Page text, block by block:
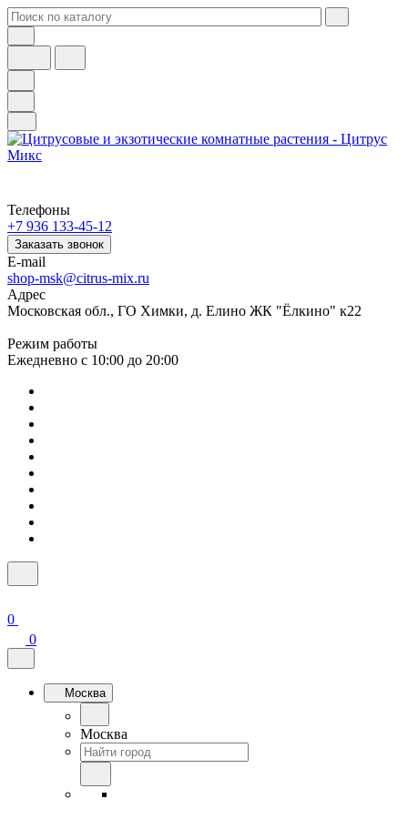
Телефоны
+7 936 133-45-12
Заказать звонок
E-mail
shop-msk@citrus-mix.ru
Адрес
Московская обл., ГО Химки, д. Елино ЖК "Ёлкино" к22
Режим работы
Ежедневно с 10:00 до 20:00
0
0
Москва
Москва